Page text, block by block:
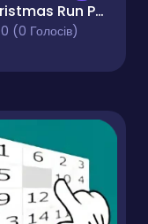
Christmas Run Puzzle
0 (0 Голосів)